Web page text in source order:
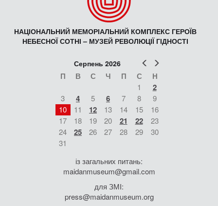
НАЦІОНАЛЬНИЙ МЕМОРІАЛЬНИЙ КОМПЛЕКС ГЕРОЇВ
НЕБЕСНОЇ СОТНІ – МУЗЕЙ РЕВОЛЮЦІЇ ГІДНОСТІ
Попер
Серпень 2026
П В С Ч П С Н
1 2
3 4 5 6 7 8
9
10
11 12 13 14 15
16
17
18 19 20 21 22
23
24
25 26 27 28 29
30
31
із загальних питань:
maidanmuseum@gmail.com
для ЗМІ:
press@maidanmuseum.org